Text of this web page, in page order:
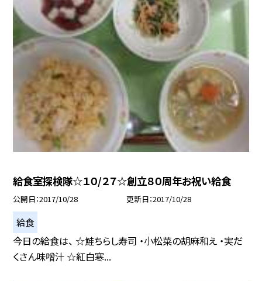
給食室探検隊☆１０/２７☆創立８０周年お祝い給食
公開日 2017/10/28 更新日 2017/10/28
給食
今日の給食は、 ☆鮭ちらし寿司 ・小松菜の胡麻和え ・実だ
くさん味噌汁 ☆紅白寒...